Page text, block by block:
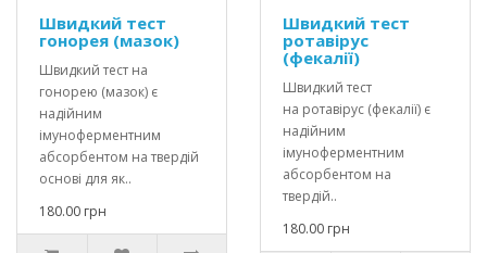
Швидкий тест
гонорея (мазок)
Швидкий тест на
гонорею (мазок) є
надійним
імуноферментним
абсорбентом на твердій
основі для як..
180.00 грн
Швидкий тест
ротавірус
(фекалії)
Швидкий тест
на ротавірус (фекалії) є
надійним
імуноферментним
абсорбентом на
твердій..
180.00 грн